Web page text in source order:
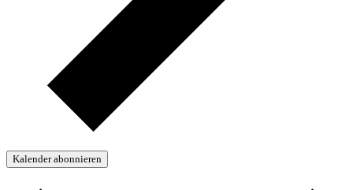
Kalender abonnieren